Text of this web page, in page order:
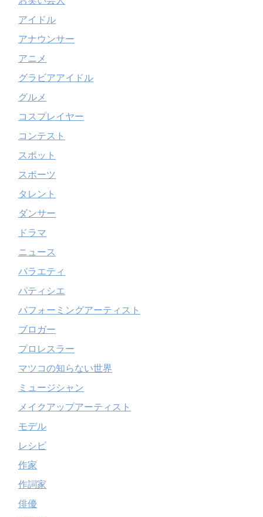
アイドル
アナウンサー
アニメ
グラビアアイドル
グルメ
コスプレイヤー
コンテスト
スポット
スポーツ
タレント
ダンサー
ドラマ
ニュース
バラエティ
パティシエ
パフォーミングアーティスト
ブロガー
プロレスラー
マツコの知らない世界
ミュージシャン
メイクアップアーティスト
モデル
レシピ
作家
作詞家
俳優